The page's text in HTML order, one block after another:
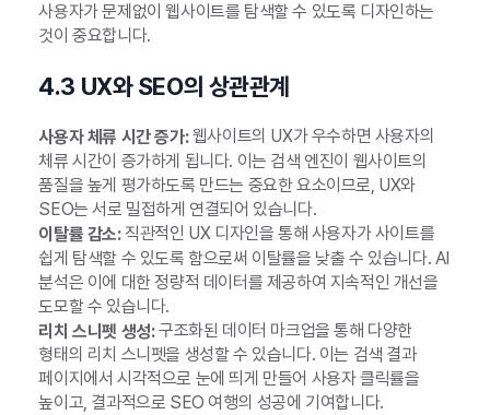
사용자가 문제없이 웹사이트를 탐색할 수 있도록 디자인하는
것이 중요합니다.
4.3 UX와 SEO의 상관관계
사용자 체류 시간 증가:웹사이트의 UX가 우수하면 사용자의
체류 시간이 증가하게 됩니다. 이는 검색 엔진이 웹사이트의
품질을 높게 평가하도록 만드는 중요한 요소이므로, UX와
SEO는 서로 밀접하게 연결되어 있습니다.
이탈률 감소:직관적인 UX 디자인을 통해 사용자가 사이트를
쉽게 탐색할 수 있도록 함으로써 이탈률을 낮출 수 있습니다. AI
분석은 이에 대한 정량적 데이터를 제공하여 지속적인 개선을
도모할 수 있습니다.
리치 스니펫 생성:구조화된 데이터 마크업을 통해 다양한
형태의 리치 스니펫을 생성할 수 있습니다. 이는 검색 결과
페이지에서 시각적으로 눈에 띄게 만들어 사용자 클릭률을
높이고, 결과적으로 SEO 여행의 성공에 기여합니다.